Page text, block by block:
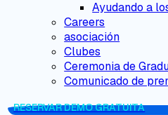
Ayudando a
Careers
asociación
Clubes
Ceremonia de
Comunicado de
RESERVAR DEMO GRATUITA